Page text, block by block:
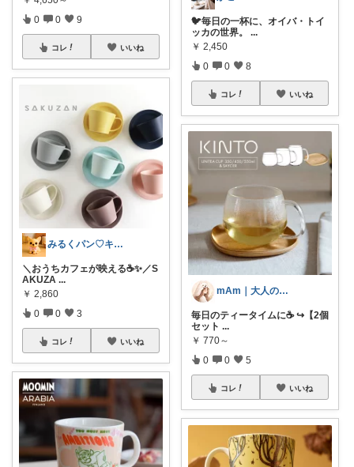
0 0 9
コレ いいね
みるくパン♡キッチンルーム
＼おうちカフェが映える☕️✨／S
AKUZA ...
￥ 2,860
0 0 3
コレ いいね
🐦毎日の一杯に、オイバ・トイ
ッカの世界。 ...
￥ 2,450
0 0 8
コレ いいね
mAm｜大人のご褒美セレクト
毎日のティータイムに☕️ ↪︎【2個
セット ...
￥ 770～
0 0 5
コレ いいね